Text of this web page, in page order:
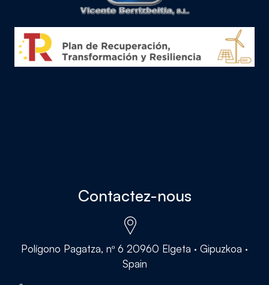
Contactez-nous
Polígono Pagatza, nº 6 20960 Elgeta · Gipuzkoa ·
Spain